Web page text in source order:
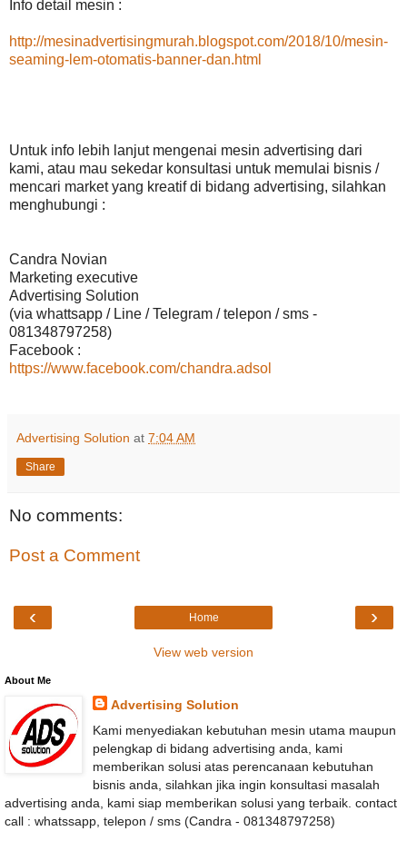
Info detail mesin :
http://mesinadvertisingmurah.blogspot.com/2018/10/mesin-
seaming-lem-otomatis-banner-dan.html
Untuk info lebih lanjut mengenai mesin advertising dari
kami, atau mau sekedar konsultasi untuk memulai bisnis /
mencari market yang kreatif di bidang advertising, silahkan
menghubungi :
Candra Novian
Marketing executive
Advertising Solution
(via whattsapp / Line / Telegram / telepon / sms -
081348797258)
Facebook :
https://www.facebook.com/chandra.adsol
Advertising Solution at 7:04 AM
Share
No comments:
Post a Comment
‹ ›
Home
View web version
About Me
Advertising Solution
Kami menyediakan kebutuhan mesin utama maupun
pelengkap di bidang advertising anda, kami
memberikan solusi atas perencanaan kebutuhan
bisnis anda, silahkan jika ingin konsultasi masalah
advertising anda, kami siap memberikan solusi yang terbaik. contact
call : whatssapp, telepon / sms (Candra - 081348797258)